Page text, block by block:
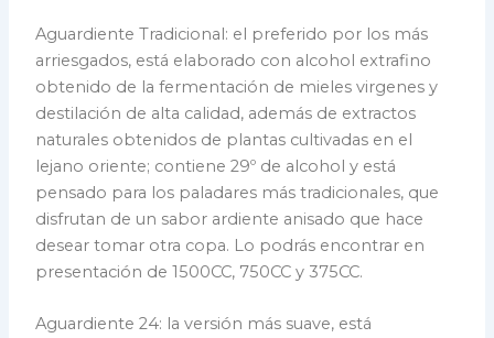
Aguardiente Tradicional: el preferido por los más
arriesgados, está elaborado con alcohol extrafino
obtenido de la fermentación de mieles virgenes y
destilación de alta calidad, además de extractos
naturales obtenidos de plantas cultivadas en el
lejano oriente; contiene 29º de alcohol y está
pensado para los paladares más tradicionales, que
disfrutan de un sabor ardiente anisado que hace
desear tomar otra copa. Lo podrás encontrar en
presentación de 1500CC, 750CC y 375CC.
Aguardiente 24: la versión más suave, está